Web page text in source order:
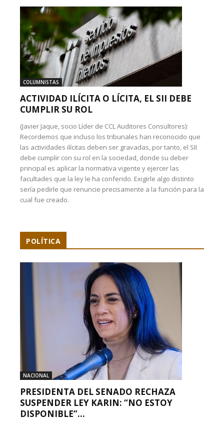
COLUMNISTAS
ACTIVIDAD ILÍCITA O LÍCITA, EL SII DEBE
CUMPLIR SU ROL
(Javier Jaque, socio Líder de CCL Auditores Consultores):
Recordemos que incluso los tribunales han reconocido que
las actividades ilícitas deben ser gravadas, por tanto, el SII
debe cumplir con su rol en la sociedad, donde su deber
principal es aplicar la normativa vigente y ejercer las
facultades que la ley le ha conferido. Exigirle algo distinto
sería pedirle que renuncie precisamente a la función para la
cual fue creado.
POLÍTICA
NACIONAL
PRESIDENTA DEL SENADO RECHAZA
SUSPENDER LEY KARIN: “NO ESTOY
DISPONIBLE”...